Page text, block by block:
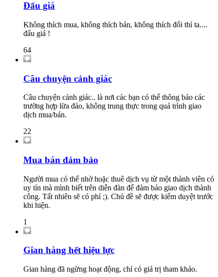
Đấu giá
Không thích mua, không thích bán, không thích đổi thì ta....
đấu giá !
64
Câu chuyện cảnh giác
Câu chuyện cảnh giác.. là nơi các bạn có thể thông báo các
trường hợp lừa đảo, không trung thực trong quá trình giao
dịch mua/bán.
22
Mua bán đảm bảo
Người mua có thể nhờ hoặc thuê dịch vụ từ một thành viên có
uy tín mà mình biết trên diễn đàn để đảm bảo giao dịch thành
công. Tất nhiên sẽ có phí ;). Chủ đề sẽ được kiểm duyệt trước
khi hiện.
1
Gian hàng hết hiệu lực
Gian hàng đã ngừng hoạt động, chỉ có giá trị tham khảo.